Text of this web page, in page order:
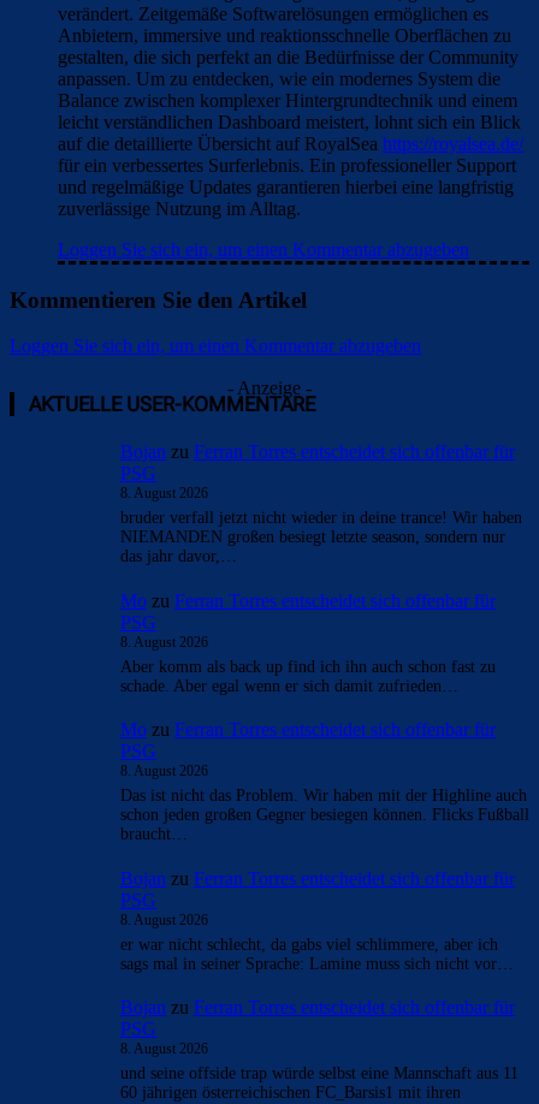
verändert. Zeitgemäße Softwarelösungen ermöglichen es
Anbietern, immersive und reaktionsschnelle Oberflächen zu
gestalten, die sich perfekt an die Bedürfnisse der Community
anpassen. Um zu entdecken, wie ein modernes System die
Balance zwischen komplexer Hintergrundtechnik und einem
leicht verständlichen Dashboard meistert, lohnt sich ein Blick
auf die detaillierte Übersicht auf RoyalSea https://royalsea.de/
für ein verbessertes Surferlebnis. Ein professioneller Support
und regelmäßige Updates garantieren hierbei eine langfristig
zuverlässige Nutzung im Alltag.
Loggen Sie sich ein, um einen Kommentar abzugeben
Kommentieren Sie den Artikel
Loggen Sie sich ein, um einen Kommentar abzugeben
- Anzeige -
AKTUELLE USER-KOMMENTARE
Bojan zu Ferran Torres entscheidet sich offenbar für
PSG
8. August 2026
bruder verfall jetzt nicht wieder in deine trance! Wir haben
NIEMANDEN großen besiegt letzte season, sondern nur
das jahr davor,…
Mo zu Ferran Torres entscheidet sich offenbar für
PSG
8. August 2026
Aber komm als back up find ich ihn auch schon fast zu
schade. Aber egal wenn er sich damit zufrieden…
Mo zu Ferran Torres entscheidet sich offenbar für
PSG
8. August 2026
Das ist nicht das Problem. Wir haben mit der Highline auch
schon jeden großen Gegner besiegen können. Flicks Fußball
braucht…
Bojan zu Ferran Torres entscheidet sich offenbar für
PSG
8. August 2026
er war nicht schlecht, da gabs viel schlimmere, aber ich
sags mal in seiner Sprache: Lamine muss sich nicht vor…
Bojan zu Ferran Torres entscheidet sich offenbar für
PSG
8. August 2026
und seine offside trap würde selbst eine Mannschaft aus 11
60 jährigen österreichischen FC_Barsis1 mit ihren